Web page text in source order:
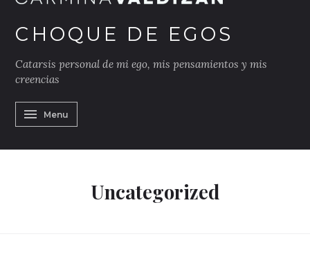
CHOQUE DE EGOS
Catarsis personal de mi ego, mis pensamientos y mis
creencias
Menu
Uncategorized